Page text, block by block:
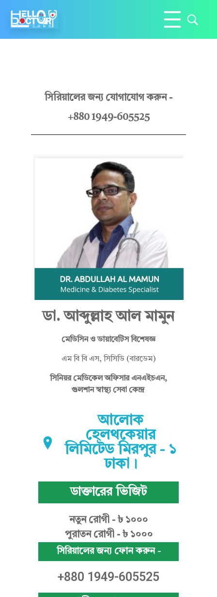
ডা
.
ন
সিরিয়ালের জন্য যোগাযোগ করুন -
+880 1949-605525
ডা. আব্দুল্লাহ আল মামুন
মেডিসিন ও ডায়াবেটিস বিশেষজ্ঞ
এম বি বি এস, সিসিডি (বারডেম)
সিনিয়র মেডিকেল অফিসার এনএইচএন,
গুলশান স্বাস্থ্য সেবা কেন্দ্র
আলোক
হেলথকেয়ার
লিমিটেড মিরপুর - ১
ঢাকা।
ডাক্তারের ভিজিট
নতুন রোগী - ৳ ১০০০
পুরাতন রোগী - ৳ ১০০০
সিরিয়ালের জন্য ফোন করুন -
+880 1949-605525